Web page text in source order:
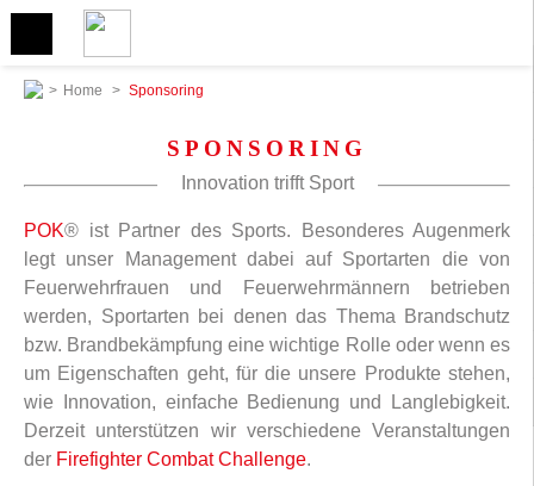
> Home > Sponsoring
SPONSORING
Innovation trifft Sport
POK® ist Partner des Sports. Besonderes Augenmerk
legt unser Management dabei auf Sportarten die von
Feuerwehrfrauen und Feuerwehrmännern betrieben
werden, Sportarten bei denen das Thema Brandschutz
bzw. Brandbekämpfung eine wichtige Rolle oder wenn es
um Eigenschaften geht, für die unsere Produkte stehen,
wie Innovation, einfache Bedienung und Langlebigkeit.
Derzeit unterstützen wir verschiedene Veranstaltungen
der Firefighter Combat Challenge.